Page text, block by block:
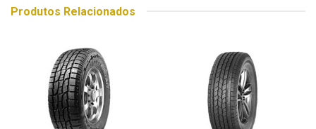
Produtos Relacionados